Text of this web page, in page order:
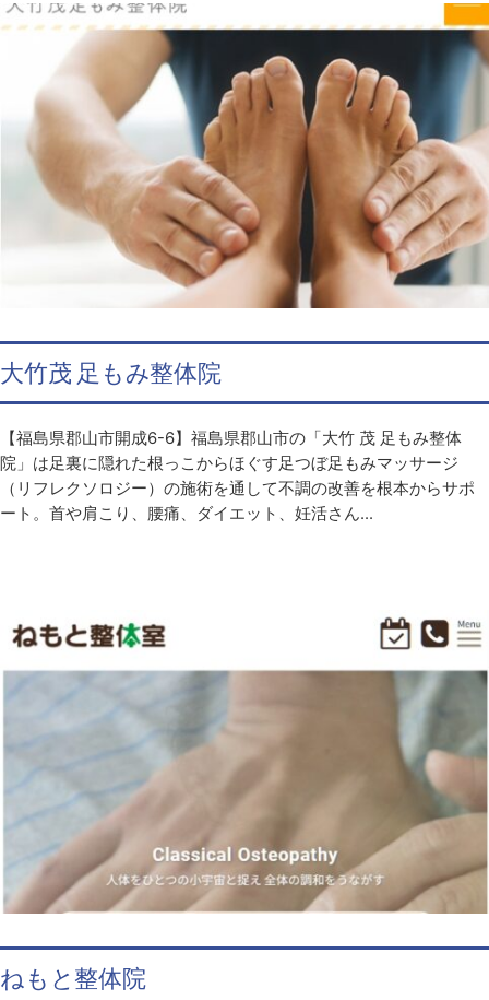
大竹茂 足もみ整体院
【福島県郡山市開成6-6】福島県郡山市の「大竹 茂 足もみ整体
院」は足裏に隠れた根っこからほぐす足つぼ足もみマッサージ
（リフレクソロジー）の施術を通して不調の改善を根本からサポ
ート。首や肩こり、腰痛、ダイエット、妊活さん...
ねもと整体院